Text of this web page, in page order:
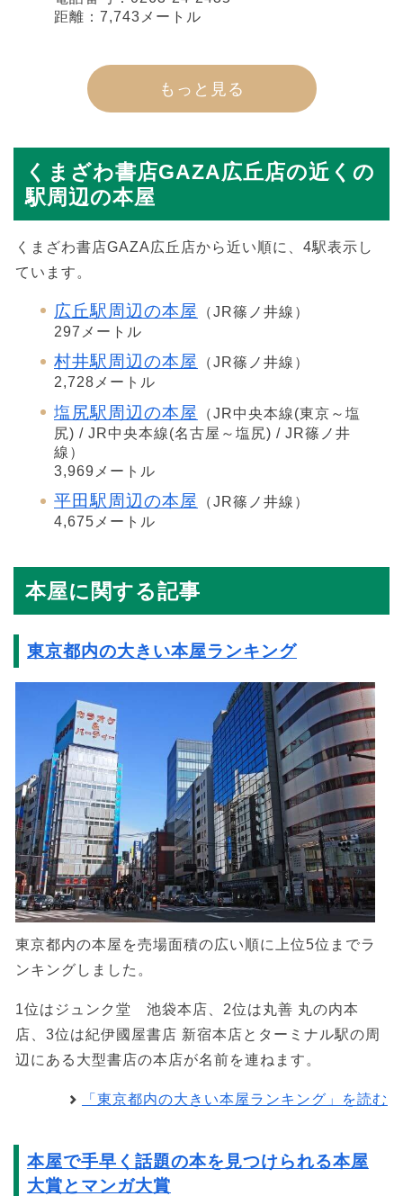
距離：7,743メートル
もっと見る
くまざわ書店GAZA広丘店の近くの
駅周辺の本屋
くまざわ書店GAZA広丘店から近い順に、4駅表示し
ています。
広丘駅周辺の本屋
（JR篠ノ井線）
297メートル
村井駅周辺の本屋
（JR篠ノ井線）
2,728メートル
塩尻駅周辺の本屋
（JR中央本線(東京～塩
尻) / JR中央本線(名古屋～塩尻) / JR篠ノ井
線）
3,969メートル
平田駅周辺の本屋
（JR篠ノ井線）
4,675メートル
本屋に関する記事
東京都内の大きい本屋ランキング
東京都内の本屋を売場面積の広い順に上位5位までラ
ンキングしました。
1位はジュンク堂 池袋本店、2位は丸善 丸の内本
店、3位は紀伊國屋書店 新宿本店とターミナル駅の周
辺にある大型書店の本店が名前を連ねます。
「東京都内の大きい本屋ランキング」を読む
本屋で手早く話題の本を見つけられる本屋
大賞とマンガ大賞